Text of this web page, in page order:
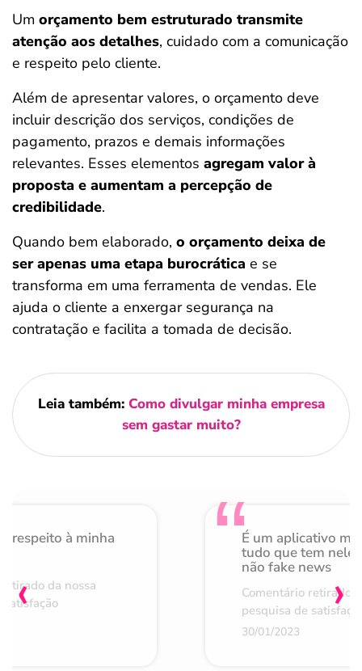
Um orçamento bem estruturado transmite
atenção aos detalhes, cuidado com a comunicação
e respeito pelo cliente.
Além de apresentar valores, o orçamento deve
incluir descrição dos serviços, condições de
pagamento, prazos e demais informações
relevantes. Esses elementos agregam valor à
proposta e aumentam a percepção de
credibilidade.
Quando bem elaborado, o orçamento deixa de
ser apenas uma etapa burocrática e se
transforma em uma ferramenta de vendas. Ele
ajuda o cliente a enxergar segurança na
contratação e facilita a tomada de decisão.
Leia também: Como divulgar minha empresa
sem gastar muito?
respeito à minha
da nossa
É um aplicativo
tudo que tem nele
não fake news
Comentário retirado
pesquisa de
30/01/2023
‹ ›